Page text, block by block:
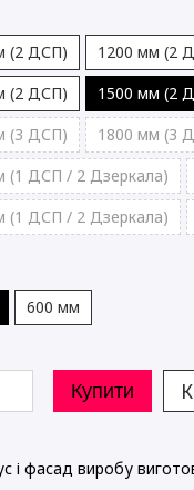
(2 ДСП) 1200 мм (2
(2 ДСП)
1500 мм (2
(3 ДСП)
1800 мм (3
(1 ДСП / 2 Дзеркала)
(1 ДСП / 2 Дзеркала)
600 мм
Купити
і фасад виробу